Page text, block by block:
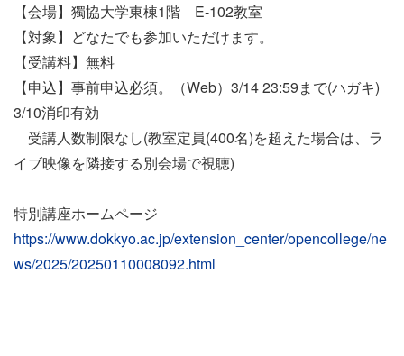
【会場】獨協大学東棟1階 E-102教室
【対象】どなたでも参加いただけます。
【受講料】無料
【申込】 事前申込必須。（Web）3/14 23:59まで(ハガキ)
3/10消印有効
受講人数制限なし(教室定員(400名)を超えた場合は、ラ
イブ映像を隣接する別会場で視聴)
特別講座ホームページ
https://www.dokkyo.ac.jp/extension_center/opencollege/ne
ws/2025/20250110008092.html